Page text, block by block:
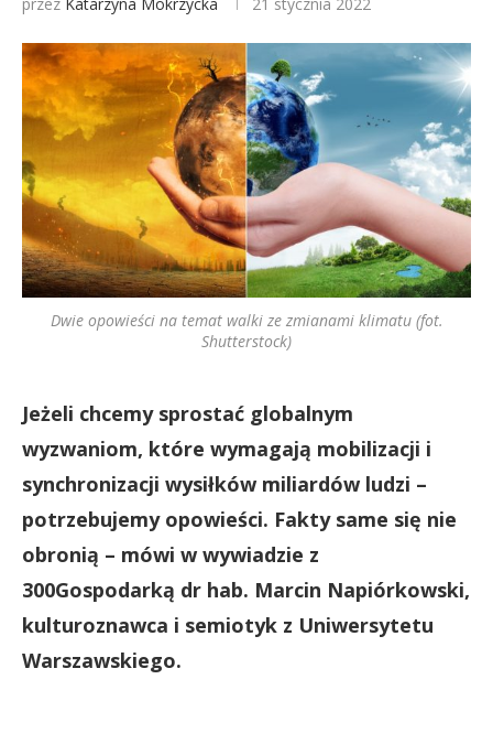
Dwie opowieści na temat walki ze zmianami klimatu (fot.
Shutterstock)
Jeżeli chcemy sprostać globalnym
wyzwaniom, które wymagają mobilizacji i
synchronizacji wysiłków miliardów ludzi –
potrzebujemy opowieści. Fakty same się nie
obronią – mówi w wywiadzie z
300Gospodarką dr hab. Marcin Napiórkowski,
kulturoznawca i semiotyk z Uniwersytetu
Warszawskiego.